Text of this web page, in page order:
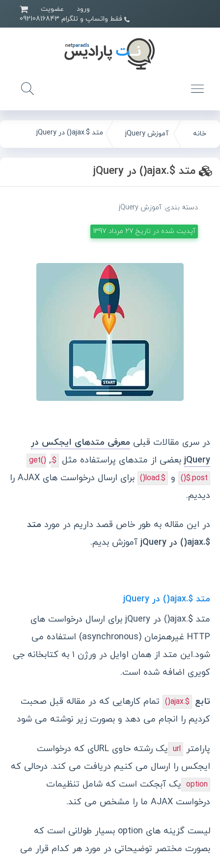
ورود
عضویت
خانه آموزش jQuery متد $.ajax() در jQuery
متد $.ajax() در jQuery
دسته بندی:آموزش jQuery
آپدیت شده در تاریخ 27 مرداد 1397
در سری مقالات قبلی معرفی متدهای ایجکس در
jQuery بعضی از متدهای پراستفاده مثل $.get()
,
$.post() و $.load()
برای ارسال درخواست های AJAX را
دیدیم.
در این مقاله به طور خاص قصد داریم در مورد متد
$.ajax() در jQuery
آموزش بدیم.
متد $.ajax() در jQuery
متد $.ajax() در jQuery برای ارسال درخواست های
HTTP غیرهمزمان (asynchronous) استفاده می
شود.این متد از همان اوایل در ورژن ۱ به کتابخانه جی
کویری اضافه شده است.
تابع $.ajax()
تمام کارهایی که در مقاله قبل صحبت
کردیم را انجام می دهد و بصورت زیر نوشته می شود
پارامتر url
یک رشته حاوی URLی که درخواست
ایجکس را ارسال می کنیم دریافت می کند. درحالی که
option یک آبجکت است که شامل تنظیمات
درخواست AJAX ما را مشخص می کند.
لیست گزینه های option بسیار طولانی است که
بصورت مختصر توضیحاتی در مورد هر کدام قرار می